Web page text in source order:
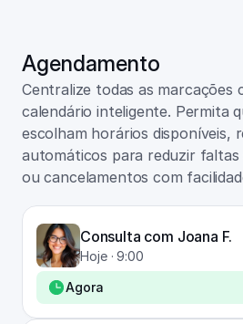
Agendamento
Centralize todas as marcações
calendário inteligente. Permita
escolham horários disponíveis,
automáticos para reduzir faltas
ou cancelamentos com
Consulta com Joana F.
Hoje · 9:00
Agora